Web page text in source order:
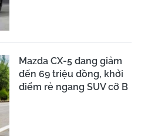
Mazda CX-5 đang giảm
đến 69 triệu đồng, khởi
điểm rẻ ngang SUV cỡ B